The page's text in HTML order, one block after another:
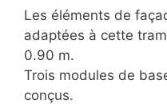
Les éléments de
adaptées à cette
0.90 m.
Trois modules de
conçus.